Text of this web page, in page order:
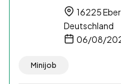
16225
Deutschland
06/08/
Minijob